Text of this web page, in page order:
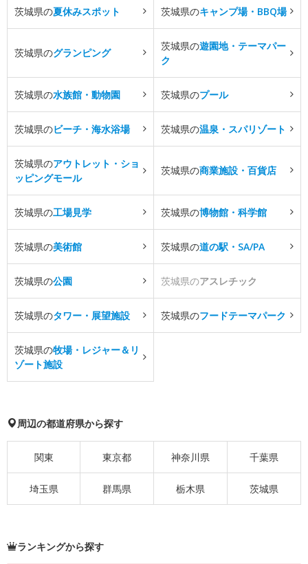
茨城県の夏休みスポット 茨城県のキャンプ場・BBQ場
茨城県のグランピング
茨城県の遊園地・テーマパー
ク
茨城県の水族館・動物園 茨城県のプール
茨城県のビーチ・海水浴場 茨城県の温泉・スパリゾート
茨城県のアウトレット・ショ
ッピングモール
茨城県の商業施設・百貨店
茨城県の工場見学 茨城県の博物館・科学館
茨城県の美術館 茨城県の道の駅・SA/PA
茨城県の公園 茨城県のアスレチック
茨城県のタワー・展望施設 茨城県のフードテーマパーク
茨城県の牧場・レジャー＆リ
ゾート施設
周辺の都道府県から探す
関東 東京都 神奈川県 千葉県
埼玉県 群馬県 栃木県 茨城県
ランキングから探す